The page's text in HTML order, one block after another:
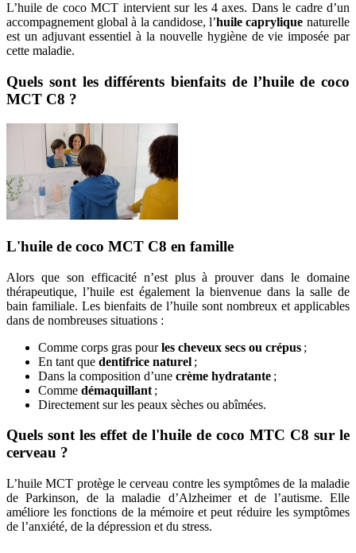
L’huile de coco MCT intervient sur les 4 axes. Dans le cadre d’un
accompagnement global à la candidose, l’huile caprylique naturelle
est un adjuvant essentiel à la nouvelle hygiène de vie imposée par
cette maladie.
Quels sont les différents bienfaits de l’huile de coco
MCT C8 ?
L'huile de coco MCT C8 en famille
Alors que son efficacité n’est plus à prouver dans le domaine
thérapeutique, l’huile est également la bienvenue dans la salle de
bain familiale. Les bienfaits de l’huile sont nombreux et applicables
dans de nombreuses situations :
Comme corps gras pourles cheveux secs ou crépus ;
En tant que dentifrice naturel ;
Dans la composition d’une crème hydratante ;
Comme démaquillant ;
Directement sur les peaux sèches ou abîmées.
Quels sont les effet de l'huile de coco MTC C8 sur le
cerveau ?
L’huile MCT protège le cerveau contre les symptômes de la maladie
de Parkinson, de la maladie d’Alzheimer et de l’autisme. Elle
améliore les fonctions de la mémoire et peut réduire les symptômes
de l’anxiété, de la dépression et du stress.